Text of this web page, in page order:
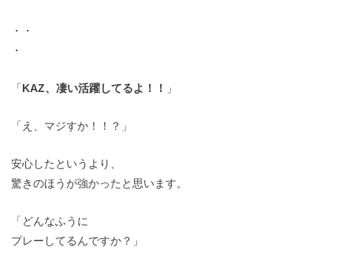
・・
・
「KAZ、凄い活躍してるよ！！ 」
「え、マジすか！！？」
安心したというより、
驚きのほうが強かったと思います。
「どんなふうに
プレーしてるんですか？」